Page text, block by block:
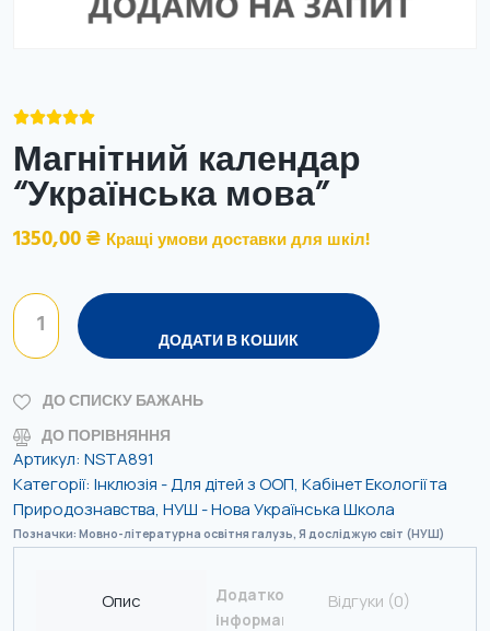

Магнітний календар
“Українська мова”
1350,00₴ Кращі умови доставки для шкіл!
ДОДАТИ В КОШИК
ДО СПИСКУ БАЖАНЬ
ДО ПОРІВНЯННЯ
Артикул: NSTA891
Категорії: Інклюзія - Для дітей з ООП, Кабінет Екології та
Природознавства, НУШ - Нова Українська Школа
Позначки: Мовно-літературна освітня галузь, Я досліджую світ (НУШ)
Опис
Додаткова
інформація
Відгуки (0)